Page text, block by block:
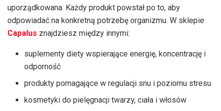
uporządkowana. Każdy produkt powstał po to, aby
odpowiadać na konkretną potrzebę organizmu. W sklepie
Capalus znajdziesz między innymi:
suplementy diety wspierające energię, koncentrację i
odporność
produkty pomagające w regulacji snu i poziomu stresu
kosmetyki do pielęgnacji twarzy, ciała i włosów